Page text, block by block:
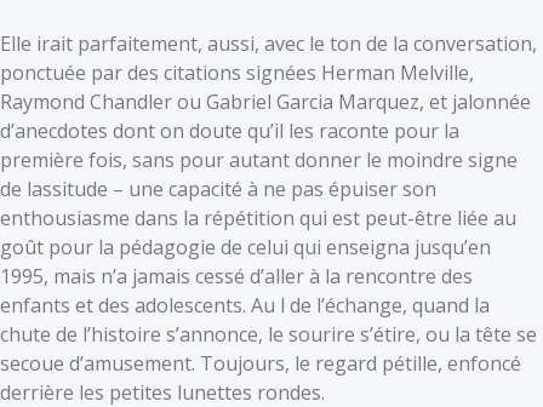
Elle irait parfaitement, aussi, avec le ton de la conversation,
ponctuée par des citations signées Herman Melville,
Raymond Chandler ou Gabriel Garcia Marquez, et jalonnée
d’anecdotes dont on doute qu’il les raconte pour la
première fois, sans pour autant donner le moindre signe
de lassitude – une capacité à ne pas épuiser son
enthousiasme dans la répétition qui est peut-être liée au
goût pour la pédagogie de celui qui enseigna jusqu’en
1995, mais n’a jamais cessé d’aller à la rencontre des
enfants et des adolescents. Au l de l’échange, quand la
chute de l’histoire s’annonce, le sourire s’étire, ou la tête se
secoue d’amusement. Toujours, le regard pétille, enfoncé
derrière les petites lunettes rondes.